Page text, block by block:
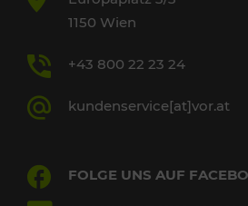
1150 Wien
+43 800 22 23 24
kundenservice[at]vor.at
FOLGE UNS AUF